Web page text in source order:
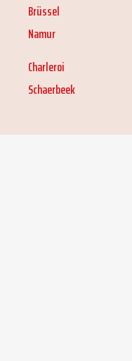
Brüssel
Namur
Charleroi
Schaerbeek